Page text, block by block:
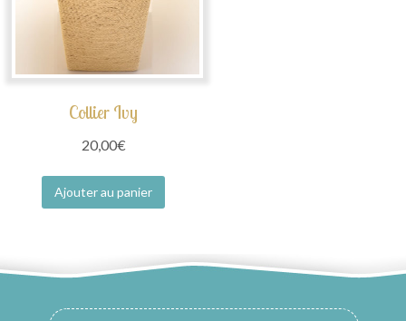
Collier Ivy
20,00€
Ajouter au panier